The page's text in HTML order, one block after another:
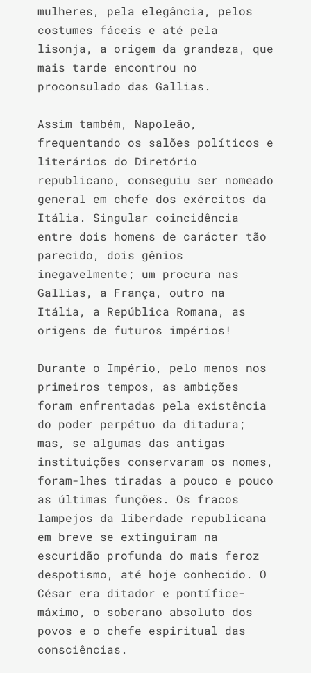
mulheres, pela elegância, pelos
costumes fáceis e até pela
lisonja, a origem da grandeza, que
mais tarde encontrou no
proconsulado das Gallias.
Assim também, Napoleão,
frequentando os salões políticos e
literários do Diretório
republicano, conseguiu ser nomeado
general em chefe dos exércitos da
Itália. Singular coincidência
entre dois homens de carácter tão
parecido, dois gênios
inegavelmente; um procura nas
Gallias, a França, outro na
Itália, a República Romana, as
origens de futuros impérios!
Durante o Império, pelo menos nos
primeiros tempos, as ambições
foram enfrentadas pela existência
do poder perpétuo da ditadura;
mas, se algumas das antigas
instituições conservaram os nomes,
foram-lhes tiradas a pouco e pouco
as últimas funções. Os fracos
lampejos da liberdade republicana
em breve se extinguiram na
escuridão profunda do mais feroz
despotismo, até hoje conhecido. O
César era ditador e pontífice-
máximo, o soberano absoluto dos
povos e o chefe espiritual das
consciências.